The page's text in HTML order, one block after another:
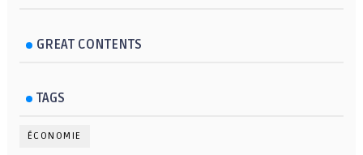
GREAT CONTENTS
TAGS
ÉCONOMIE